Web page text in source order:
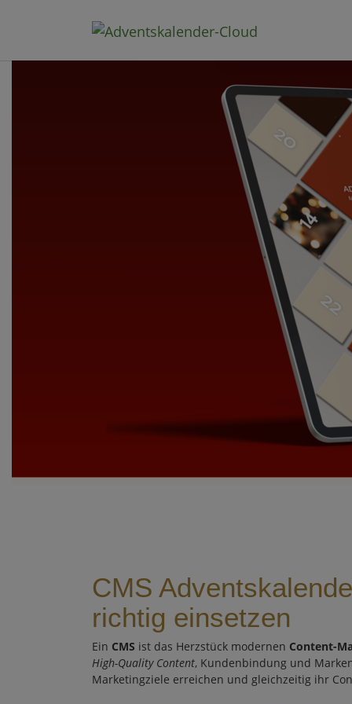
CMS
richtig einsetzen
Ein CMS ist das Herzstück modernen Content-
High-Quality Content, Kundenbindung und
Marketingziele erreichen und gleichzeitig ihr